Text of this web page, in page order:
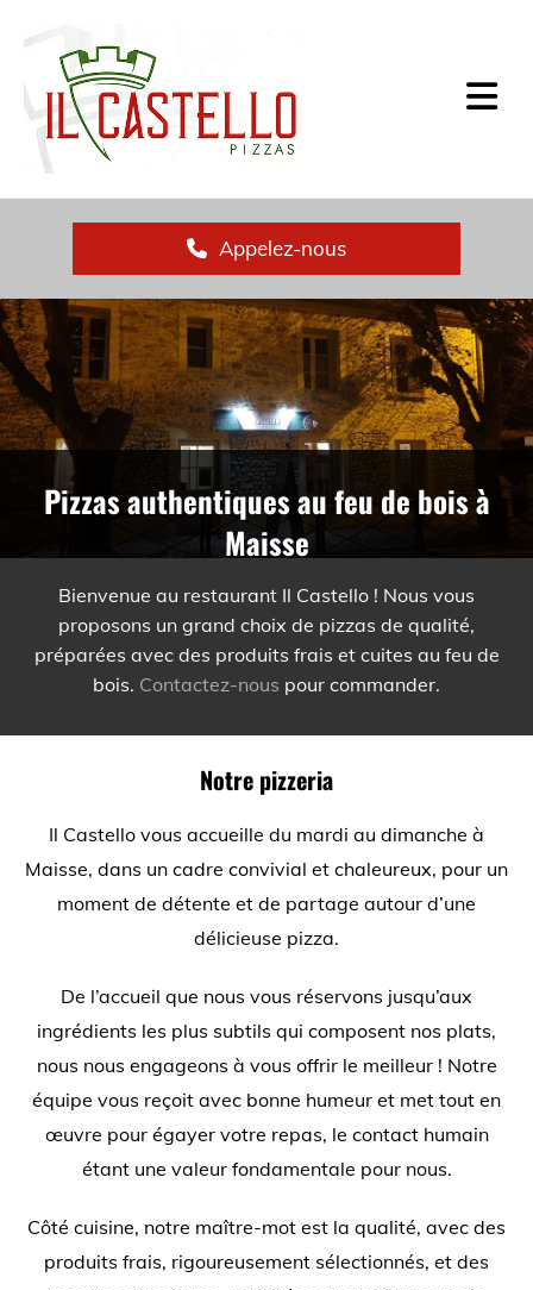
Appelez-nous
Pizzas authentiques au feu de bois à
Maisse
Bienvenue au restaurant Il Castello ! Nous vous
proposons un grand choix de pizzas de qualité,
préparées avec des produits frais et cuites au feu de
bois. Contactez-nous pour commander.
Notre pizzeria
Il Castello vous accueille du mardi au dimanche à
Maisse, dans un cadre convivial et chaleureux, pour un
moment de détente et de partage autour d’une
délicieuse pizza.
De l’accueil que nous vous réservons jusqu’aux
ingrédients les plus subtils qui composent nos plats,
nous nous engageons à vous offrir le meilleur ! Notre
équipe vous reçoit avec bonne humeur et met tout en
œuvre pour égayer votre repas, le contact humain
étant une valeur fondamentale pour nous.
Côté cuisine, notre maître-mot est la qualité, avec des
produits frais, rigoureusement sélectionnés, et des